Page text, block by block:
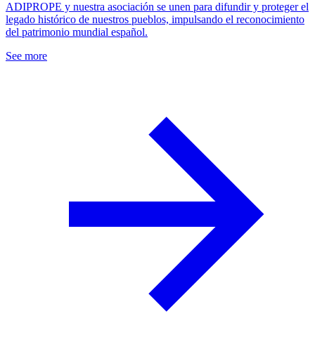
ADIPROPE y nuestra asociación se unen para difundir y proteger el
legado histórico de nuestros pueblos, impulsando el reconocimiento
del patrimonio mundial español.
See more